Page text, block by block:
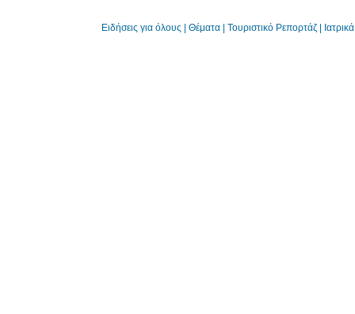
Ειδήσεις για όλους |Θέματα |Τουριστικό Ρεπορτάζ